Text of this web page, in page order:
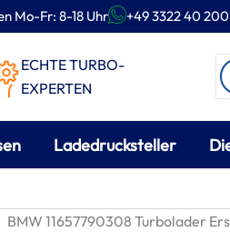
Mo-Fr: 8-18 Uhr +49 3322 40 200
ECHTE TURBO-
EXPERTEN
Ladedrucksteller
BMW 11657790308 Turbolader